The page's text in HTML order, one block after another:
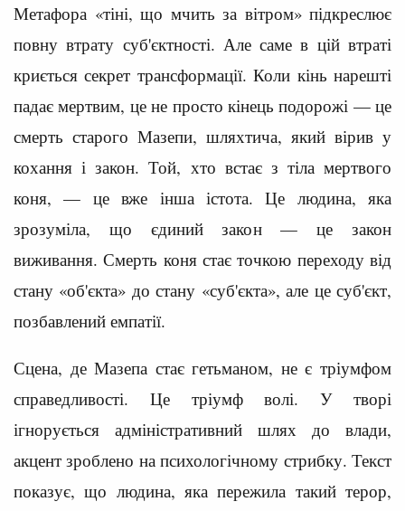
Метафора «тіні, що мчить за вітром» підкреслює
повну втрату суб'єктності. Але саме в цій втраті
криється секрет трансформації. Коли кінь нарешті
падає мертвим, це не просто кінець подорожі — це
смерть старого Мазепи, шляхтича, який вірив у
кохання і закон. Той, хто встає з тіла мертвого
коня, — це вже інша істота. Це людина, яка
зрозуміла, що єдиний закон — це закон
виживання. Смерть коня стає точкою переходу від
стану «об'єкта» до стану «суб'єкта», але це суб'єкт,
позбавлений емпатії.
Сцена, де Мазепа стає гетьманом, не є тріумфом
справедливості. Це тріумф волі. У творі
ігнорується адміністративний шлях до влади,
акцент зроблено на психологічному стрибку. Текст
показує, що людина, яка пережила такий терор,